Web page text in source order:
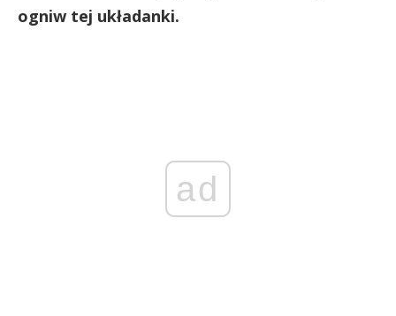
ogniw tej układanki.
ad